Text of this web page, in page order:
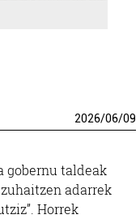
2026/06/09
gobernu taldeak
adarrek
Horrek